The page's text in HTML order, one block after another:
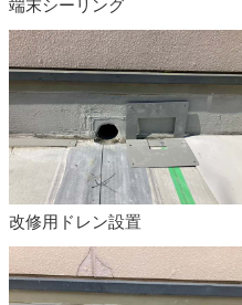
改修用ドレン設置